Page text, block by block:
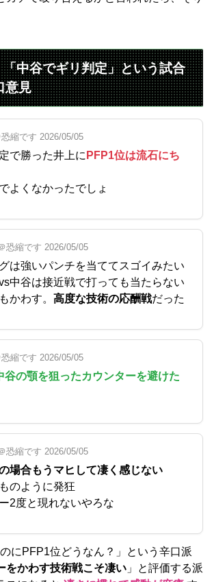
中谷でギリ判定」という試合
意見
縮です 2026/05/05
で勝った井上に PFP1位は流石にち
よくなかったでしょ
恐縮です 2026/05/05
は強いパンチを当ててスゴイみたい
中谷は接近戦で打っても当たらない
かわす。 高度な技術の応酬戦だった
縮です 2026/05/05
谷の顎を狙ったカウンターを避けた
恐縮です 2026/05/05
場合もうマヒして凄く感じない
のように発狂
2度と現れないやろな
にPFP1位どうなん？」という辛口派
をかわす技術戦こそ凄い 」と評価する派